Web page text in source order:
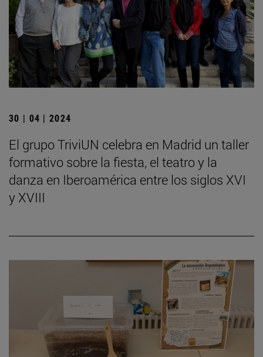
30 | 04 | 2024
El grupo TriviUN celebra en Madrid un taller
formativo sobre la fiesta, el teatro y la
danza en Iberoamérica entre los siglos XVI
y XVIII